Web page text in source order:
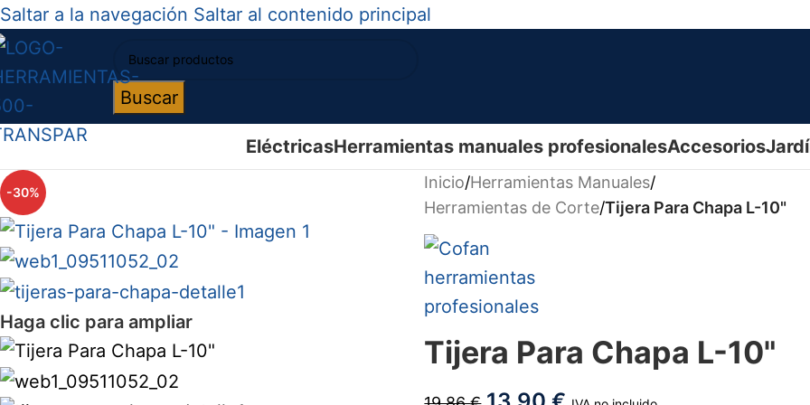
Saltar a la navegación Saltar al contenido principal
Buscar
EléctricasHerramientas manuales profesionalesAccesorios
-30%
Haga clic para ampliar
Inicio/Herramientas Manuales/
Herramientas de Corte/Tijera Para Chapa L-10"
Tijera Para Chapa L-10"